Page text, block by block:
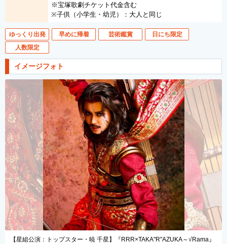
※宝塚歌劇チケット代金含む
※子供（小学生・幼児）：大人と同じ
ゆっくり出発 早めに帰着 芸術鑑賞
日にち限定
人数限定
イメージフォト
【星組公演：トップスター・暁 千星】『RRR×TAKA"R"AZUKA～√Rama』